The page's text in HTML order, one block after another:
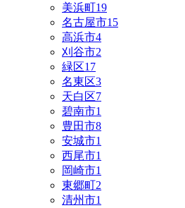
美浜町19
名古屋市15
高浜市4
刈谷市2
緑区17
名東区3
天白区7
碧南市1
豊田市8
安城市1
西尾市1
岡崎市1
東郷町2
清州市1